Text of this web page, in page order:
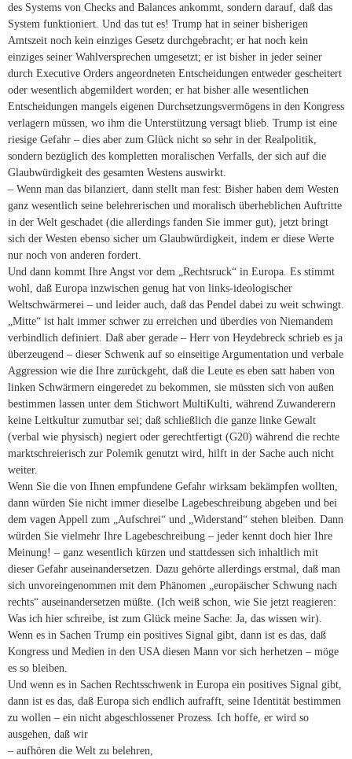
des Systems von Checks and Balances ankommt, sondern darauf, daß das
System funktioniert. Und das tut es! Trump hat in seiner bisherigen
Amtszeit noch kein einziges Gesetz durchgebracht; er hat noch kein
einziges seiner Wahlversprechen umgesetzt; er ist bisher in jeder seiner
durch Executive Orders angeordneten Entscheidungen entweder gescheitert
oder wesentlich abgemildert worden; er hat bisher alle wesentlichen
Entscheidungen mangels eigenen Durchsetzungsvermögens in den Kongress
verlagern müssen, wo ihm die Unterstützung versagt blieb. Trump ist eine
riesige Gefahr – dies aber zum Glück nicht so sehr in der Realpolitik,
sondern bezüglich des kompletten moralischen Verfalls, der sich auf die
Glaubwürdigkeit des gesamten Westens auswirkt.
– Wenn man das bilanziert, dann stellt man fest: Bisher haben dem Westen
ganz wesentlich seine belehrerischen und moralisch überheblichen Auftritte
in der Welt geschadet (die allerdings fanden Sie immer gut), jetzt bringt
sich der Westen ebenso sicher um Glaubwürdigkeit, indem er diese Werte
nur noch von anderen fordert.
Und dann kommt Ihre Angst vor dem „Rechtsruck“ in Europa. Es stimmt
wohl, daß Europa inzwischen genug hat von links-ideologischer
Weltschwärmerei – und leider auch, daß das Pendel dabei zu weit schwingt.
„Mitte“ ist halt immer schwer zu erreichen und überdies von Niemandem
verbindlich definiert. Daß aber gerade – Herr von Heydebreck schrieb es ja
überzeugend – dieser Schwenk auf so einseitige Argumentation und verbale
Aggression wie die Ihre zurückgeht, daß die Leute es eben satt haben von
linken Schwärmern eingeredet zu bekommen, sie müssten sich von außen
bestimmen lassen unter dem Stichwort MultiKulti, während Zuwanderern
keine Leitkultur zumutbar sei; daß schließlich die ganze linke Gewalt
(verbal wie physisch) negiert oder gerechtfertigt (G20) während die rechte
marktschreierisch zur Polemik genutzt wird, hilft in der Sache auch nicht
weiter.
Wenn Sie die von Ihnen empfundene Gefahr wirksam bekämpfen wollten,
dann würden Sie nicht immer dieselbe Lagebeschreibung abgeben und bei
dem vagen Appell zum „Aufschrei“ und „Widerstand“ stehen bleiben. Dann
würden Sie vielmehr Ihre Lagebeschreibung – jeder kennt doch hier Ihre
Meinung! – ganz wesentlich kürzen und stattdessen sich inhaltlich mit
dieser Gefahr auseinandersetzen. Dazu gehörte allerdings erstmal, daß man
sich unvoreingenommen mit dem Phänomen „europäischer Schwung nach
rechts“ auseinandersetzen müßte. (Ich weiß schon, wie Sie jetzt reagieren:
Was ich hier schreibe, ist zum Glück meine Sache: Ja, das wissen wir).
Wenn es in Sachen Trump ein positives Signal gibt, dann ist es das, daß
Kongress und Medien in den USA diesen Mann vor sich herhetzen – möge
es so bleiben.
Und wenn es in Sachen Rechtsschwenk in Europa ein positives Signal gibt,
dann ist es das, daß Europa sich endlich aufrafft, seine Identität bestimmen
zu wollen – ein nicht abgeschlossener Prozess. Ich hoffe, er wird so
ausgehen, daß wir
– aufhören die Welt zu belehren,